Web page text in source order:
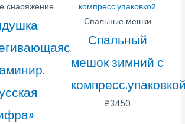
снаряжение
Спальные мешки
Спальный
мешок зимний с
₽3450